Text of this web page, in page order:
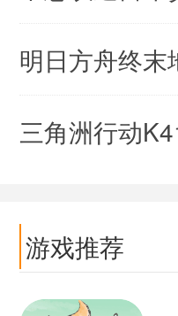
明日方舟终末
三角洲行动
游戏推荐